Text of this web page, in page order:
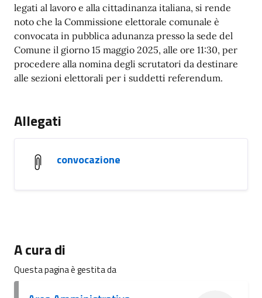
legati al lavoro e alla cittadinanza italiana, si rende
noto che la Commissione elettorale comunale è
convocata in pubblica adunanza presso la sede del
Comune il giorno 15 maggio 2025, alle ore 11:30, per
procedere alla nomina degli scrutatori da destinare
alle sezioni elettorali per i suddetti referendum.
Allegati
convocazione
A cura di
Questa pagina è gestita da